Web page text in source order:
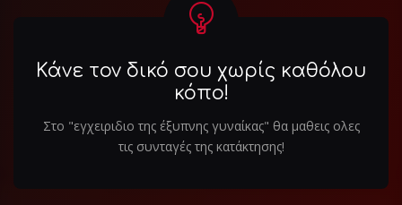
Κάνε τον δικό σου χωρίς καθόλου
κόπο!
Στο "εγχειριδιο της έξυπνης γυναίκας" θα μαθεις ολες
τις συνταγές της κατάκτησης!